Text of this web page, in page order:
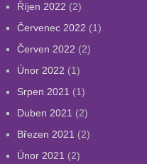
Říjen 2022 (2)
Červenec 2022 (1)
Červen 2022 (2)
Únor 2022 (1)
Srpen 2021 (1)
Duben 2021 (2)
Březen 2021 (2)
Únor 2021 (2)